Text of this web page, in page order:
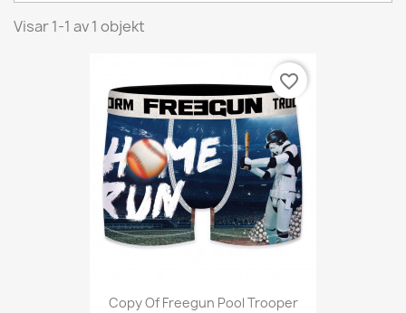
Visar 1-1 av 1 objekt
Copy Of Freegun Pool Trooper
favorite_border